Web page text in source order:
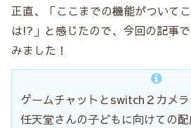
正直、「ここまでの機能がついて
は!?」と感じたので、今回の記事
みました！
ゲームチャットとswitch２カメ
任天堂さんの子どもに向けての配